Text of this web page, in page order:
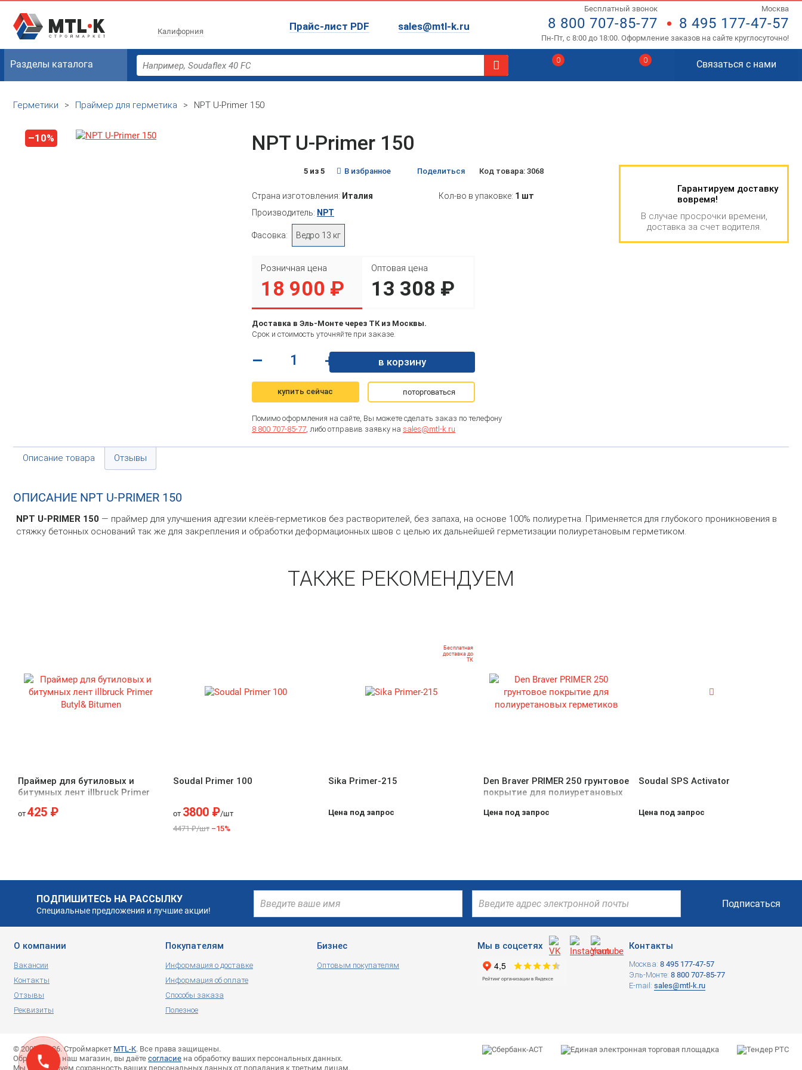
Калифорния Прайс-лист PDF sales@mtl-k.ru
Москва
8 495 177-47-57
Бесплатный звонок
8 800 707-85-77
Пн-Пт, с 8:00 до 18:00. Оформление заказов на сайте круглосуточно!
Разделы каталога Связаться с нами
0 0
Герметики > Праймер для герметика > NPT U-Primer 150
–10% NPT U-Primer 150
Гарантируем доставку
вовремя!
В случае просрочки времени,
доставка за счет водителя.
5 из 5 В избранное Поделиться Код товара: 3068
Страна изготовления: Италия Кол-во в упаковке: 1 шт
Производитель: NPT
Фасовка: Ведро 13 кг
Розничная цена
18 900 ₽
Оптовая цена
13 308 ₽
Доставка в Эль-Монте через ТК из Москвы.
Срок и стоимость уточняйте при заказе.
– + в корзину
купить сейчас поторговаться
Помимо оформления на сайте, Вы можете сделать заказ по телефону
8 800 707-85-77 , либо отправив заявку на sales@mtl-k.ru
Описание товара Отзывы
ОПИСАНИЕ NPT U-PRIMER 150
NPT U-PRIMER 150 — праймер для улучшения адгезии клеёв-герметиков без растворителей, без запаха, на основе 100% полиуретна. Применяется для глубокого проникновения в
стяжку бетонных оснований так же для закрепления и обработки деформационных швов с целью их дальнейшей герметизации полиуретановым герметиком.
ТАКЖЕ РЕКОМЕНДУЕМ
Праймер для бутиловых и
битумных лент illbruck Primer
от 425 ₽
Soudal Primer 100
от 3800 ₽/шт
4471 ₽/шт –15%
Бесплатная
доставка до
ТК
Sika Primer-215
Цена под запрос
Den Braver PRIMER 250 грунтовое
покрытие для полиуретановых
Цена под запрос
Soudal SPS Activator
Цена под запрос
ПОДПИШИТЕСЬ НА РАССЫЛКУ
Специальные предложения и лучшие акции!
Подписаться
О компании
Вакансии
Контакты
Отзывы
Реквизиты
Покупателям
Информация о доставке
Информация об оплате
Способы заказа
Полезное
Бизнес
Оптовым покупателям
Мы в соцсетях Контакты
Москва: 8 495 177-47-57
Эль-Монте: 8 800 707-85-77
E-mail: sales@mtl-k.ru
© 2007—2026. Строймаркет MTL-K. Все права защищены.
Обращаясь в наш магазин, вы даёте согласие на обработку ваших персональных данных.
Мы гарантируем сохранность ваших персональных данных от попадания к третьим лицам.